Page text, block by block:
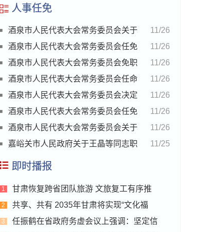
人事任免
11/26
酒泉市人民代表大会常务委员会关于
崔福祥代理酒泉市监察委员会主任职务的决定
11/26
酒泉市人民代表大会常务委员会任免
名单
11/26
酒泉市人民代表大会常务委员会免职
名单
11/26
酒泉市人民代表大会常务委员会任命
名单
11/26
酒泉市人民代表大会常务委员会决定
任免名单
11/26
酒泉市人民代表大会常务委员会任免
名单
11/26
酒泉市人民代表大会常务委员会关于
接受张泽武辞去酒泉市监察委员会主任职务的
请求的决定
11/25
嘉峪关市人民政府关于王晶等同志职
务任免的通知
即时播报
1 甘肃恢复跨省团队旅游 文旅复工有序推
2 共享、共有 2035年甘肃将实现“文化福
3 任振鹤在省政府务虚会议上强调：坚定信